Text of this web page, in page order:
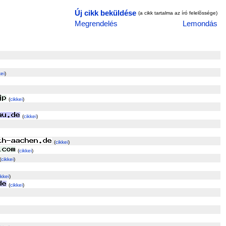
Új cikk beküldése (a cikk tartalma az író felelõssége)
Megrendelés Lemondás
)
(cikkei)
(cikkei)
(cikkei)
(cikkei)
(cikkei)
)
(cikkei)